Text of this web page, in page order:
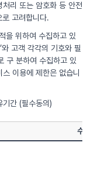
리 또는 암호화 등 안전
로 고려합니다.
을 위하여 수집하고 있
고객 각각의 기호와 필
구 분하여 수집하고 있
이용에 제한은 없습니
간 (필수동의)
수집